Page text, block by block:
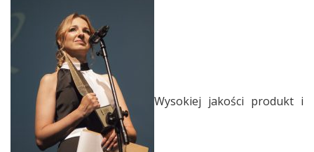
Wysokiej jakości produkt i